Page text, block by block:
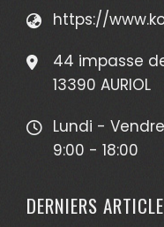
https://
44 impasse
13390 AURIOL
Lundi -
9:00 - 18:00
DERNIERS